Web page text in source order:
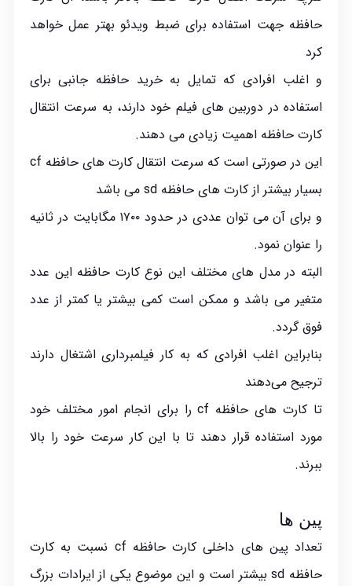
حافظه جهت استفاده برای ضبط ویدئو بهتر عمل خواهد
کرد
و اغلب افرادی که تمایل به خرید حافظه جانبی برای
استفاده در دوربین های فیلم خود دارند، به سرعت انتقال
کارت حافظه اهمیت زیادی می دهند.
این در صورتی است که سرعت انتقال کارت های حافظه cf
بسیار بیشتر از کارت های حافظه sd می باشد
و برای آن می توان عددی در حدود ۱۷۰۰ مگابایت در ثانیه
را عنوان نمود.
البته در مدل های مختلف این نوع کارت حافظه این عدد
متغیر می ‌باشد و ممکن است کمی بیشتر یا کمتر از عدد
فوق گردد.
بنابراین اغلب افرادی که به کار فیلمبرداری اشتغال دارند
ترجیح می‌دهند
تا کارت های حافظه cf را برای انجام امور مختلف خود
مورد استفاده قرار دهند تا با این کار سرعت خود را بالا
ببرند.
پین ها
تعداد پین های داخلی کارت حافظه cf نسبت به کارت
حافظه sd بیشتر است و این موضوع یکی از ایرادات بزرگ